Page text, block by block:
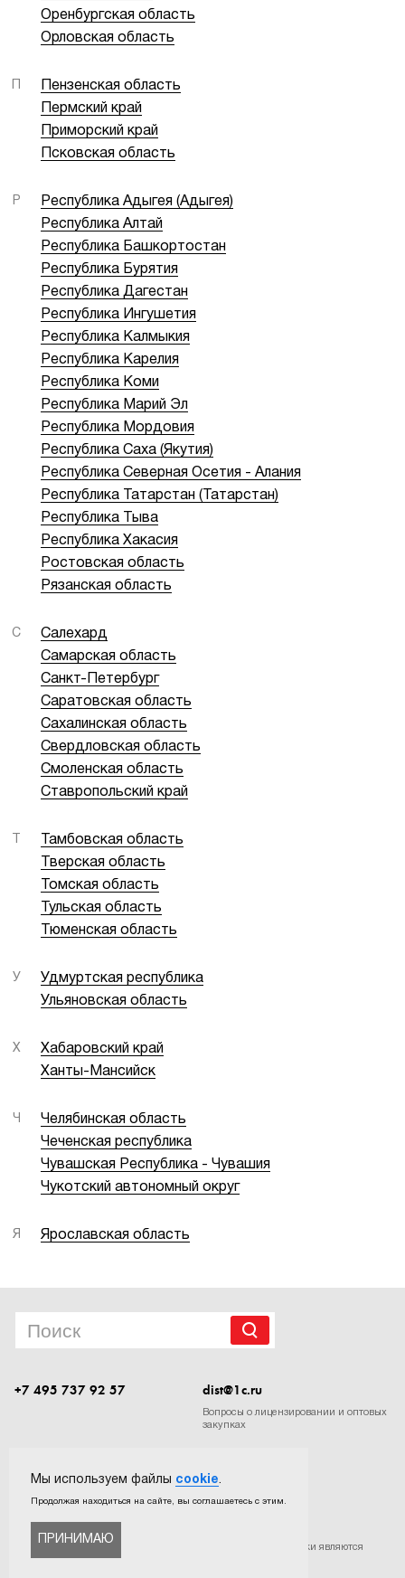
Оренбургская область
Орловская область
Пензенская область
Пермский край
Приморский край
Псковская область
Р
Республика Адыгея (Адыгея)
Республика Алтай
Республика Башкортостан
Республика Бурятия
Республика Дагестан
Республика Ингушетия
Республика Калмыкия
Республика Карелия
Республика Коми
Республика Марий Эл
Республика Мордовия
Республика Саха (Якутия)
Республика Северная Осетия - Алания
Республика Татарстан (Татарстан)
Республика Тыва
Республика Хакасия
Ростовская область
Рязанская область
С
Салехард
Самарская область
Санкт-Петербург
Саратовская область
Сахалинская область
Свердловская область
Смоленская область
Ставропольский край
Тамбовская область
Тверская область
Томская область
Тульская область
Тюменская область
У
Удмуртская республика
Ульяновская область
Х
Хабаровский край
Ханты-Мансийск
Ч
Челябинская область
Чеченская республика
Чувашская Республика - Чувашия
Чукотский автономный округ
Я Ярославская область
+7 495 737 92 57 dist@1c.ru
Вопросы о лицензировании и оптовых
закупках
. Все права защищены. Все торговые марки являются
собственностью их правообладателей
Мы используем файлы cookie.
Продолжая находиться на сайте, вы соглашаетесь с этим.
ПРИНИМАЮ